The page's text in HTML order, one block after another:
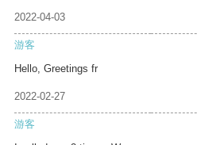
2022-04-03
游客
Hello, Greetings fr
2022-02-27
游客